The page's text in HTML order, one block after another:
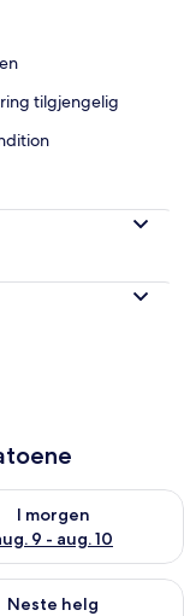
tilgjengelig
9
I morgen
9 - aug. 10
for i
14 - aug. 16
Neste helg
for